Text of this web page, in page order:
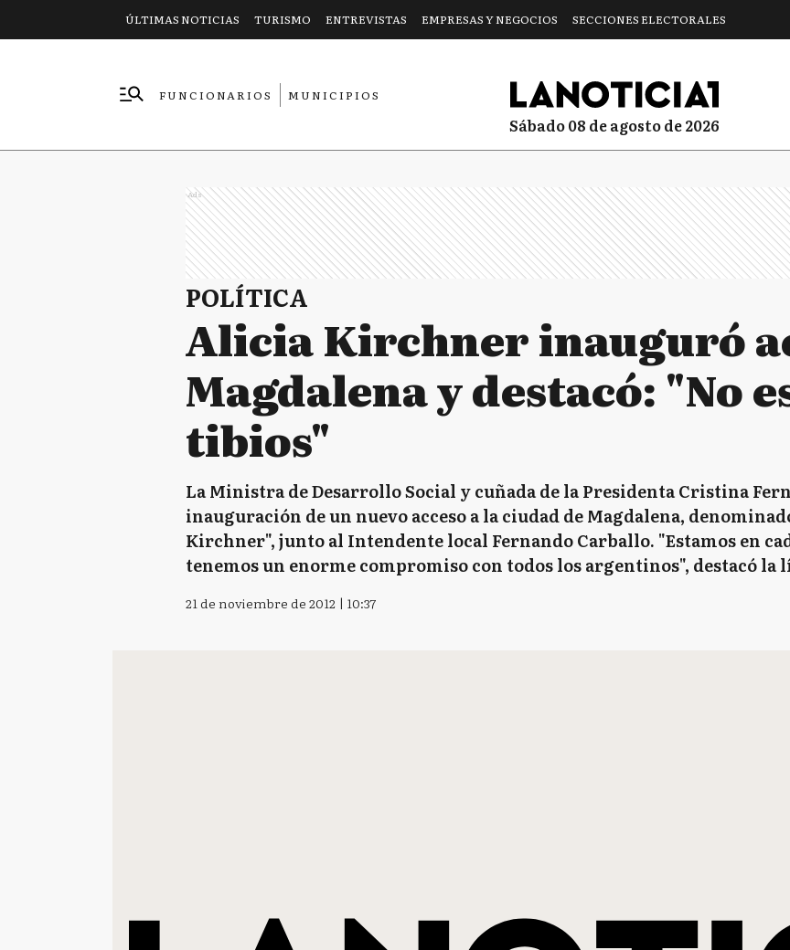
ÚLTIMAS NOTICIAS TURISMO ENTREVISTAS EMPRESAS Y NEGOCIOS SECCIONES ELECTORALES
FUNCIONARIOS
MUNICIPIOS
sábado 08 de agosto de 2026
Ads
POLÍTICA
Alicia Kirchner inauguró
Magdalena y destacó: "No
tibios"
La Ministra de Desarrollo Social y cuñada de la Presidenta Cristina
inauguración de un nuevo acceso a la ciudad de Magdalena,
Kirchner", junto al Intendente local Fernando Carballo. "Estamos en
tenemos un enorme compromiso con todos los argentinos", destacó la
21 de noviembre de 2012 | 10:37